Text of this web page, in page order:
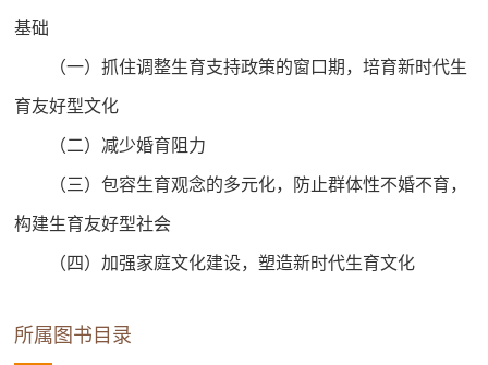
基础
（一）抓住调整生育支持政策的窗口期，培育新时代生
育友好型文化
（二）减少婚育阻力
（三）包容生育观念的多元化，防止群体性不婚不育，
构建生育友好型社会
（四）加强家庭文化建设，塑造新时代生育文化
所属图书目录